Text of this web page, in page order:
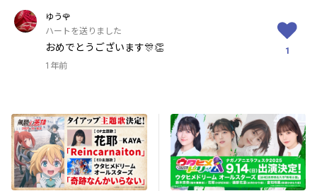
ゆう🌹
ハートを送りました
おめでとうございます🎊👏
1年前
1